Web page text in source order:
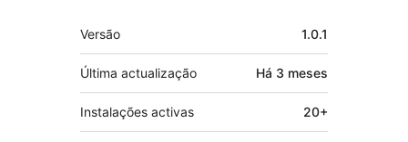
Metadados
Versão 1.0.1
Última actualização Há 3 meses
Instalações activas 20+